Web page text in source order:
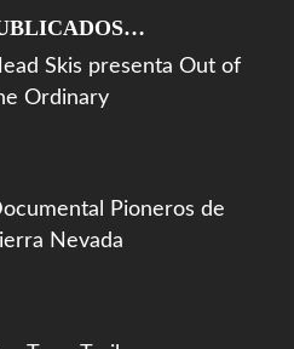
Skis presenta Out of
Ordinary
Pioneros de
Nevada